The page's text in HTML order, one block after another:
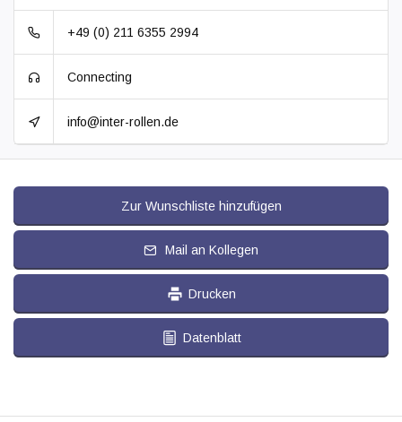
+49 (0) 211 6355 2994
Connecting
info@inter-rollen.de
Zur Wunschliste hinzufügen
Mail an Kollegen
Drucken
Datenblatt